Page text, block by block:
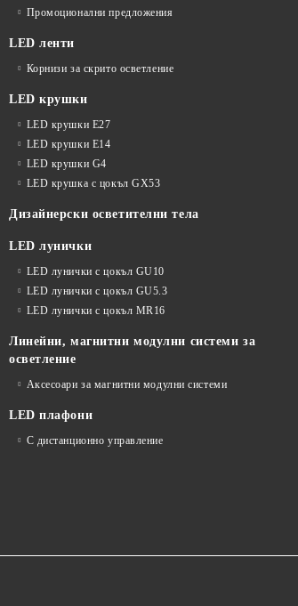
Промоционални предложения
LED ленти
Корнизи за скрито осветление
LED крушки
LED крушки E27
LED крушки E14
LED крушки G4
LED крушка с цокъл GX53
Дизайнерски осветителни тела
LED лунички
LED лунички с цокъл GU10
LED лунички с цокъл GU5.3
LED лунички с цокъл MR16
Линейни, магнитни модулни системи за
осветление
Аксесоари за магнитни модулни системи
LED плафони
С дистанционно управление